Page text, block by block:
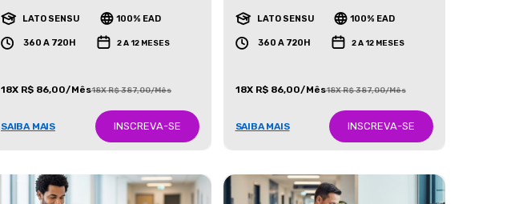
LATO SENSU 100% EAD
360 A 720H 2 A 12 MESES
18X R$ 86,00/Mês18X R$ 387,00/Mês
SAIBA MAIS INSCREVA-SE
LATO SENSU 100% EAD
360 A 720H 2 A 12 MESES
18X R$ 86,00/Mês18X R$ 387,00/Mês
SAIBA MAIS INSCREVA-SE